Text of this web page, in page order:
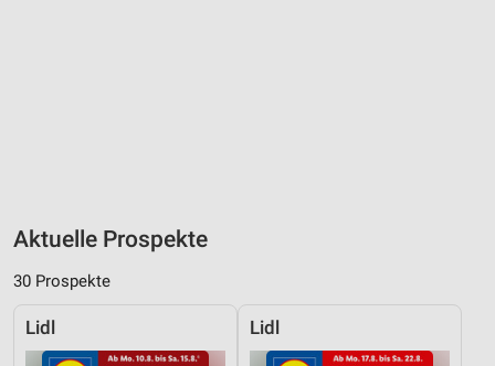
Aktuelle Prospekte
30 Prospekte
Lidl Lidl